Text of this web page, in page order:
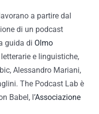
a partire dal
di un podcast
guida di Olmo
e linguistiche,
Alessandro Mariani,
The Podcast Lab è
Babel, l’Associazione